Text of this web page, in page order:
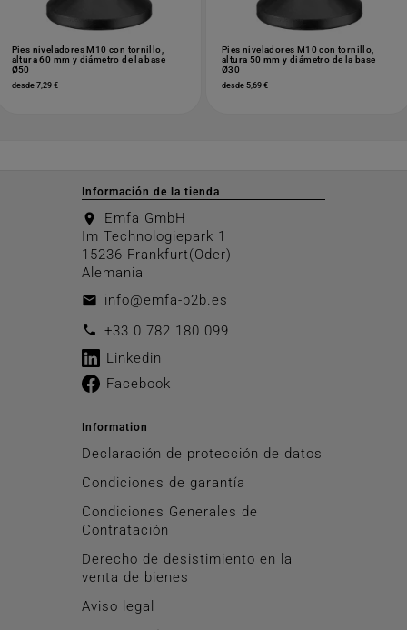
Pies niveladores M10 con tornillo,
altura 60 mm y diámetro de la base
Ø50
desde 7,29 €
Pies niveladores M10 con tornillo,
altura 50 mm y diámetro de la base
Ø30
desde 5,69 €
Información de la tienda
location_on
Emfa GmbH
Im Technologiepark 1
15236 Frankfurt(Oder)
Alemania
email info@emfa-b2b.es
call +33 0 782 180 099
Linkedin
Facebook
Information
Declaración de protección de datos
Condiciones de garantía
Condiciones Generales de
Contratación
Derecho de desistimiento en la
venta de bienes
Aviso legal